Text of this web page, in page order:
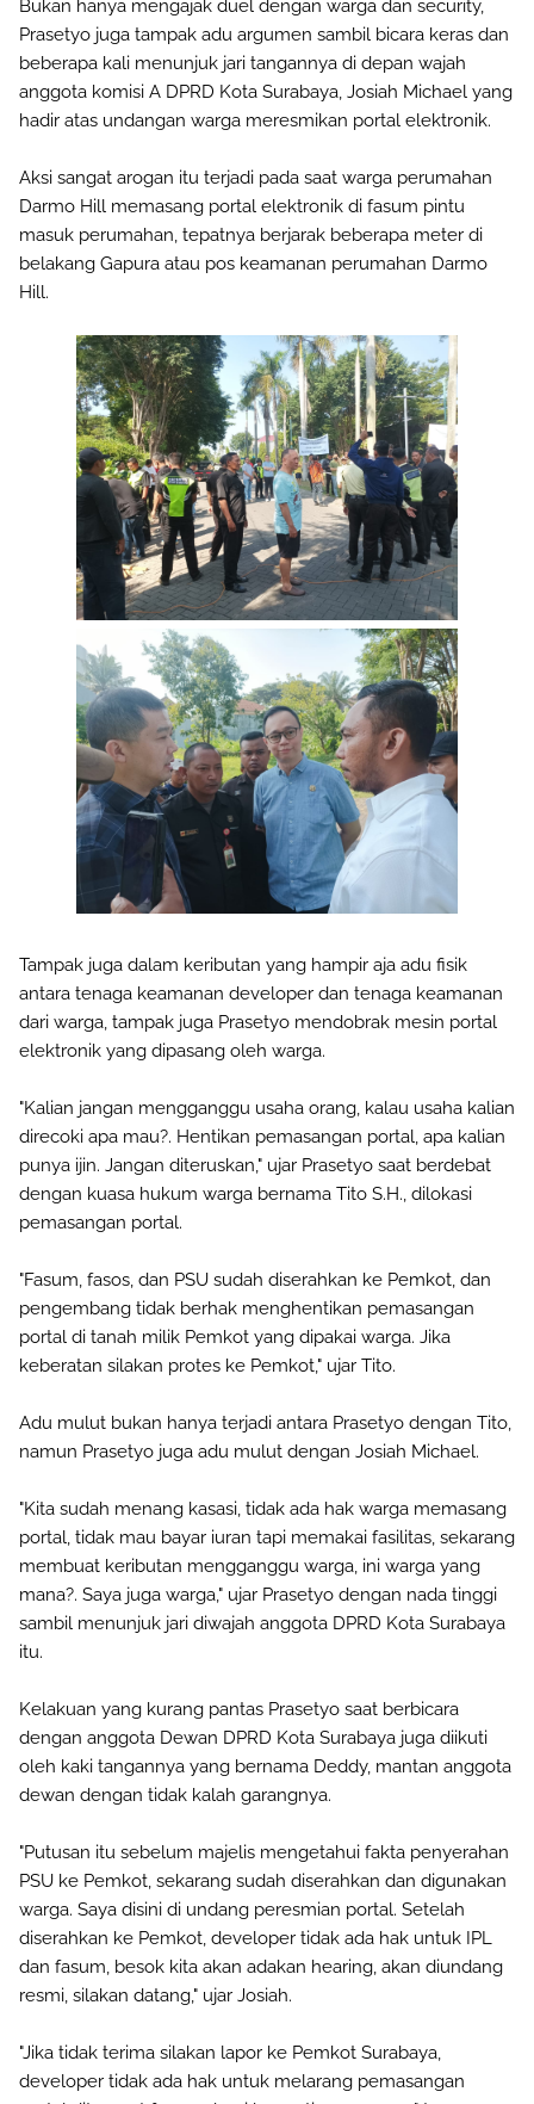
Bukan hanya mengajak duel dengan warga dan security,
Prasetyo juga tampak adu argumen sambil bicara keras dan
beberapa kali menunjuk jari tangannya di depan wajah
anggota komisi A DPRD Kota Surabaya, Josiah Michael yang
hadir atas undangan warga meresmikan portal elektronik.
Aksi sangat arogan itu terjadi pada saat warga perumahan
Darmo Hill memasang portal elektronik di fasum pintu
masuk perumahan, tepatnya berjarak beberapa meter di
belakang Gapura atau pos keamanan perumahan Darmo
Hill.
Tampak juga dalam keributan yang hampir aja adu fisik
antara tenaga keamanan developer dan tenaga keamanan
dari warga, tampak juga Prasetyo mendobrak mesin portal
elektronik yang dipasang oleh warga.
"Kalian jangan mengganggu usaha orang, kalau usaha kalian
direcoki apa mau?. Hentikan pemasangan portal, apa kalian
punya ijin. Jangan diteruskan," ujar Prasetyo saat berdebat
dengan kuasa hukum warga bernama Tito S.H., dilokasi
pemasangan portal.
"Fasum, fasos, dan PSU sudah diserahkan ke Pemkot, dan
pengembang tidak berhak menghentikan pemasangan
portal di tanah milik Pemkot yang dipakai warga. Jika
keberatan silakan protes ke Pemkot," ujar Tito.
Adu mulut bukan hanya terjadi antara Prasetyo dengan Tito,
namun Prasetyo juga adu mulut dengan Josiah Michael.
"Kita sudah menang kasasi, tidak ada hak warga memasang
portal, tidak mau bayar iuran tapi memakai fasilitas, sekarang
membuat keributan mengganggu warga, ini warga yang
mana?. Saya juga warga," ujar Prasetyo dengan nada tinggi
sambil menunjuk jari diwajah anggota DPRD Kota Surabaya
itu.
Kelakuan yang kurang pantas Prasetyo saat berbicara
dengan anggota Dewan DPRD Kota Surabaya juga diikuti
oleh kaki tangannya yang bernama Deddy, mantan anggota
dewan dengan tidak kalah garangnya.
"Putusan itu sebelum majelis mengetahui fakta penyerahan
PSU ke Pemkot, sekarang sudah diserahkan dan digunakan
warga. Saya disini di undang peresmian portal. Setelah
diserahkan ke Pemkot, developer tidak ada hak untuk IPL
dan fasum, besok kita akan adakan hearing, akan diundang
resmi, silakan datang," ujar Josiah.
"Jika tidak terima silakan lapor ke Pemkot Surabaya,
developer tidak ada hak untuk melarang pemasangan